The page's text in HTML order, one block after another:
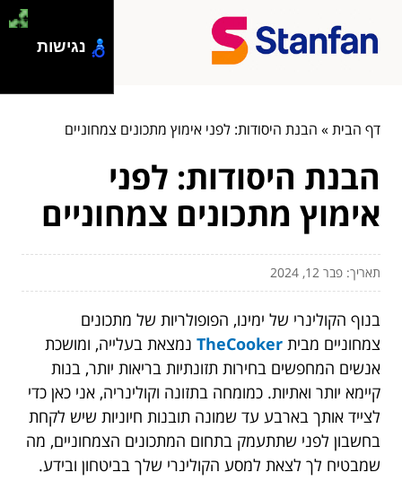
דף הבית» הבנת היסודות: לפני אימוץ מתכונים צמחוניים
הבנת היסודות: לפני
אימוץ מתכונים צמחוניים
תאריך: פבר 12, 2024
בנוף הקולינרי של ימינו, הפופולריות של מתכונים
צמחוניים מבית TheCooker נמצאת בעלייה, ומושכת
אנשים המחפשים בחירות תזונתיות בריאות יותר, בנות
קיימא יותר ואתיות. כמומחה בתזונה וקולינריה, אני כאן כדי
לצייד אותך בארבע עד שמונה תובנות חיוניות שיש לקחת
בחשבון לפני שתתעמק בתחום המתכונים הצמחוניים, מה
שמבטיח לך לצאת למסע הקולינרי שלך בביטחון ובידע.
נגישות